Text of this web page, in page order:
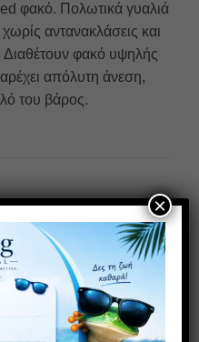
φακό. Πολωτικά γυαλιά
αντανακλάσεις και
Διαθέτουν φακό υψηλής
απόλυτη άνεση,
του βάρος.
Πρόσθήκη
στην λίστα
επιθυμιών
×